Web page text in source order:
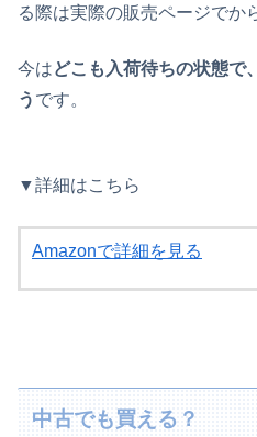
る際は実際の販売ページでか
今はどこも入荷待ちの状態で
う です。
▼詳細はこちら
Amazonで詳細を見る
中古でも買える？